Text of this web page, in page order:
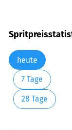
heute
7 Tage
28 Tage